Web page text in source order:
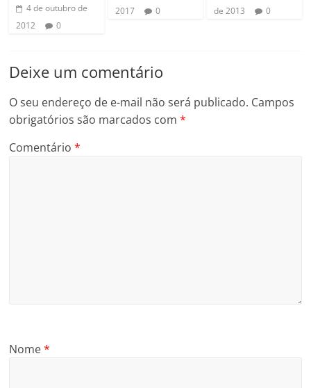
4 de outubro de
2012
0
2017
0
de 2013
0
Deixe um comentário
O seu endereço de e-mail não será publicado. Campos
obrigatórios são marcados com*
Comentário*
Nome*